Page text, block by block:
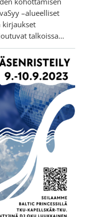
–alueelliset
kirjaukset
talkoissa…